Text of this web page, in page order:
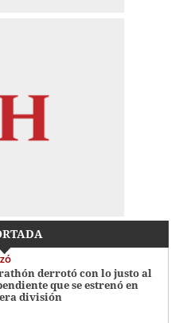
derrotó con lo justo al
que se estrenó en
división